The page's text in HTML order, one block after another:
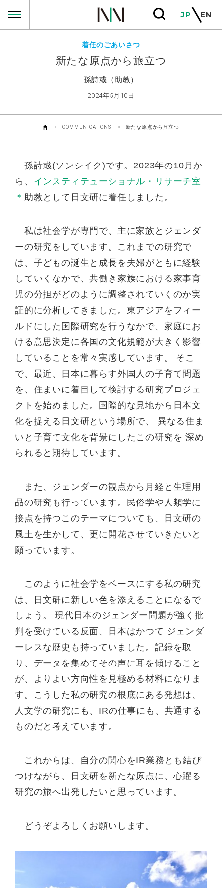
JP EN
COMMUNICATIONS
着任のごあいさつ
新たな原点から旅立つ
孫詩彧（助教）
2024年5月10日
COMMUNICATIONS 新たな原点から旅立つ
孫詩彧(ソンシイク)です。2023年の10月か
ら、
インスティテューショナル・リサーチ室
＊ 助教として日文研に着任しました。
私は社会学が専門で、主に家族とジェンダ
ーの研究をしています。これまでの研究で
は、子どもの誕生と成長を夫婦がともに経験
していくなかで、共働き家族における家事育
児の分担がどのように調整されていくのか実
証的に分析してきました。東アジアをフィー
ルドにした国際研究を行うなかで、家庭にお
ける意思決定に各国の文化規範が大きく影響
していることを常々実感しています。 そこ
で、最近、日本に暮らす外国人の子育て問題
を、住まいに着目して検討する研究プロジェ
クトを始めました。国際的な見地から日本文
化を捉える日文研という場所で、 異なる住ま
いと子育て文化を背景にしたこの研究を 深め
られると期待しています。
また、ジェンダーの観点から月経と生理用
品の研究も行っています。民俗学や人類学に
接点を持つこのテーマについても、日文研の
風土を生かして、更に開花させていきたいと
願っています。
このように社会学をベースにする私の研究
は、日文研に新しい色を添えることになるで
しょう。 現代日本のジェンダー問題が強く批
判を受けている反面、日本はかつて ジェンダ
ーレスな歴史も持っていました。記録を取
り、データを集めてその声に耳を傾けること
が、よりよい方向性を見極める材料になりま
す。こうした私の研究の根底にある発想は、
人文学の研究にも、IRの仕事にも、共通する
ものだと考えています。
これからは、自分の関心をIR業務とも結び
つけながら、日文研を新たな原点に、心躍る
研究の旅へ出発したいと思っています。
どうぞよろしくお願いします。